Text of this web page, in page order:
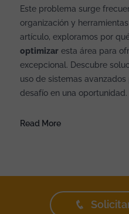
Este problema surge
organización y
artículo, exploramos por
optimizar esta área para
excepcional. Descubre
uso de sistemas
desafío en una oportunidad.
Read More